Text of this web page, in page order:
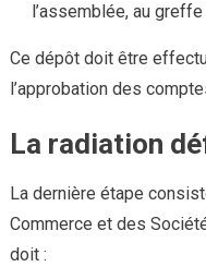
l’assemblée, au
Ce dépôt doit être
l’approbation des
La radiation
La dernière étape
Commerce et des
doit :